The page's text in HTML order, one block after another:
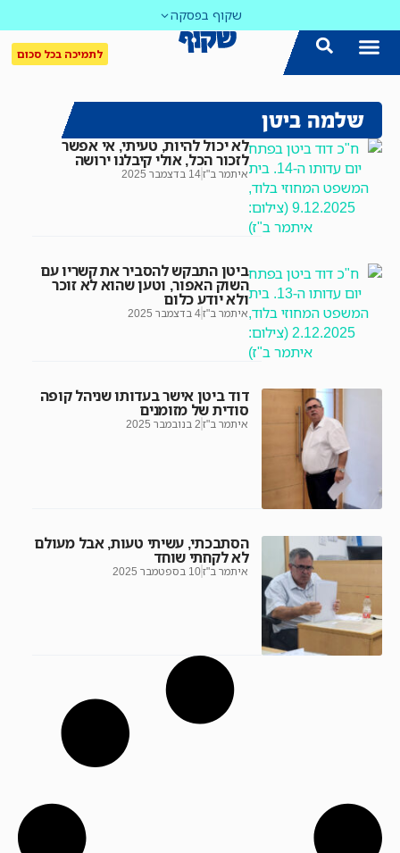
שקוף בפסקה
לתמיכה בכל סכום
שלמה ביטן
לא יכול להיות, טעיתי, אי אפשר
לזכור הכל, אולי קיבלנו ירושה
איתמר ב"ז14 בדצמבר 2025
ביטן התבקש להסביר את קשריו עם
השוק האפור, וטען שהוא לא זוכר
ולא יודע כלום
איתמר ב"ז4 בדצמבר 2025
דוד ביטן אישר בעדותו שניהל קופה
סודית של מזומנים
איתמר ב"ז2 בנובמבר 2025
הסתבכתי, עשיתי טעות, אבל מעולם
לא לקחתי שוחד
איתמר ב"ז10 בספטמבר 2025